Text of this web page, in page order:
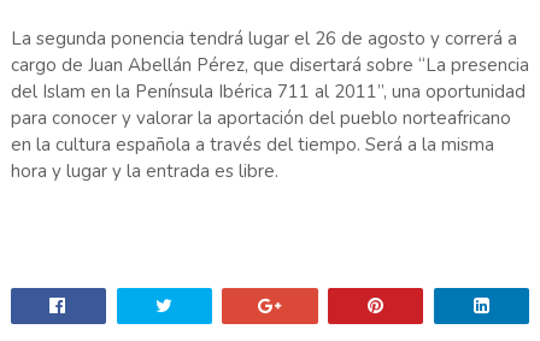
La segunda ponencia tendrá lugar el 26 de agosto y correrá a
cargo de Juan Abellán Pérez, que disertará sobre “La presencia
del Islam en la Península Ibérica 711 al 2011”, una oportunidad
para conocer y valorar la aportación del pueblo norteafricano
en la cultura española a través del tiempo. Será a la misma
hora y lugar y la entrada es libre.